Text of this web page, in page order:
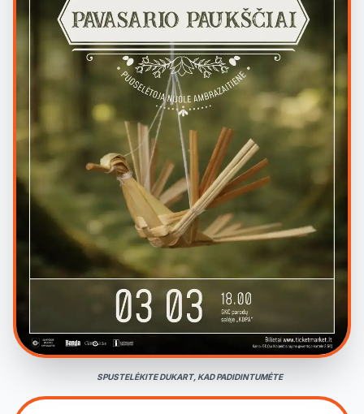
SPUSTELĖKITE DUKART, KAD PADIDINTUMĖTE